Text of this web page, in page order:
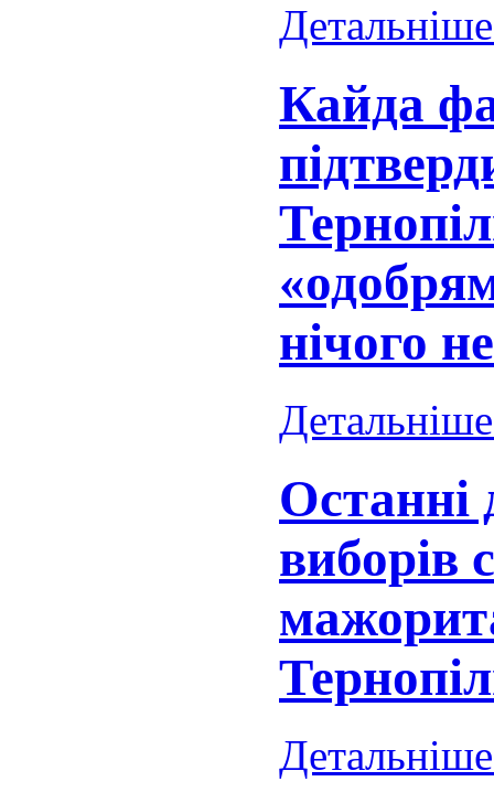
Кайда
нічого
Останні
виборів